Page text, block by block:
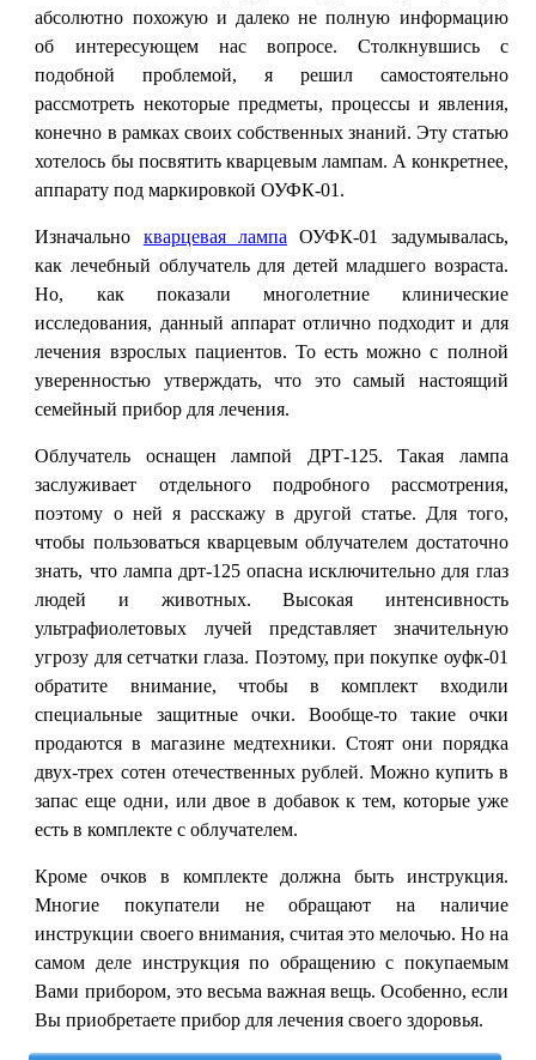
абсолютно похожую и далеко не полную информацию
об интересующем нас вопросе. Столкнувшись с
подобной проблемой, я решил самостоятельно
рассмотреть некоторые предметы, процессы и явления,
конечно в рамках своих собственных знаний. Эту статью
хотелось бы посвятить кварцевым лампам. А конкретнее,
аппарату под маркировкой ОУФК-01.
Изначально кварцевая лампа ОУФК-01 задумывалась,
как лечебный облучатель для детей младшего возраста.
Но, как показали многолетние клинические
исследования, данный аппарат отлично подходит и для
лечения взрослых пациентов. То есть можно с полной
уверенностью утверждать, что это самый настоящий
семейный прибор для лечения.
Облучатель оснащен лампой ДРТ-125. Такая лампа
заслуживает отдельного подробного рассмотрения,
поэтому о ней я расскажу в другой статье. Для того,
чтобы пользоваться кварцевым облучателем достаточно
знать, что лампа дрт-125 опасна исключительно для глаз
людей и животных. Высокая интенсивность
ультрафиолетовых лучей представляет значительную
угрозу для сетчатки глаза. Поэтому, при покупке оуфк-01
обратите внимание, чтобы в комплект входили
специальные защитные очки. Вообще-то такие очки
продаются в магазине медтехники. Стоят они порядка
двух-трех сотен отечественных рублей. Можно купить в
запас еще одни, или двое в добавок к тем, которые уже
есть в комплекте с облучателем.
Кроме очков в комплекте должна быть инструкция.
Многие покупатели не обращают на наличие
инструкции своего внимания, считая это мелочью. Но на
самом деле инструкция по обращению с покупаемым
Вами прибором, это весьма важная вещь. Особенно, если
Вы приобретаете прибор для лечения своего здоровья.